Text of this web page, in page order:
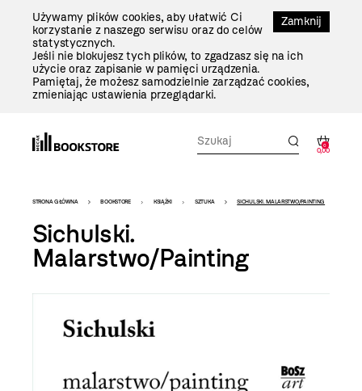
Zamknij
Używamy plików cookies, aby ułatwić Ci
korzystanie z naszego serwisu oraz do celów
statystycznych.
Jeśli nie blokujesz tych plików, to zgadzasz się na ich
użycie oraz zapisanie w pamięci urządzenia.
Pamiętaj, że możesz samodzielnie zarządzać cookies,
zmieniając ustawienia przeglądarki.
0
0,00
Bookstore
-
szablon
szczegóły
STRONA GŁÓWNA BOOKSTORE KSIĄŻKI SZTUKA SICHULSKI. MALARSTWO/PAINTING
Sichulski.
Malarstwo/Painting